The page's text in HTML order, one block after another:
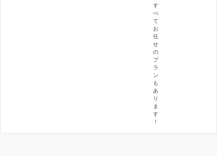
す
べ
て
お
任
せ
の
プ
ラ
ン
も
あ
り
ま
す
！